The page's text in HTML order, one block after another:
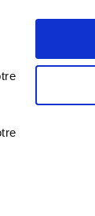
mère